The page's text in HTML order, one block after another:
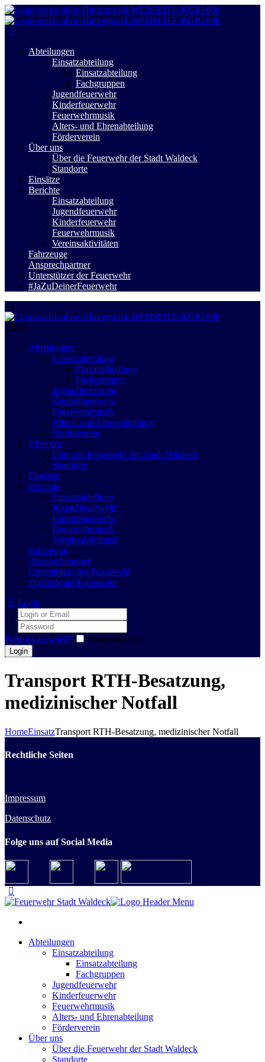
Abteilungen
Einsatzabteilung
Einsatzabteilung
Fachgruppen
Jugendfeuerwehr
Kinderfeuerwehr
Feuerwehrmusik
Alters- und Ehrenabteilung
Förderverein
Über uns
Über die Feuerwehr der Stadt Waldeck
Standorte
Einsätze
Berichte
Einsatzabteilung
Jugendfeuerwehr
Kinderfeuerwehr
Feuerwehrmusik
Vereinsaktivitäten
Fahrzeuge
Ansprechpartner
Unterstützer der Feuerwehr
#JaZuDeinerFeuerwehr
Close
Abteilungen
Einsatzabteilung
Einsatzabteilung
Fachgruppen
Jugendfeuerwehr
Kinderfeuerwehr
Feuerwehrmusik
Alters- und Ehrenabteilung
Förderverein
Über uns
Über die Feuerwehr der Stadt Waldeck
Standorte
Einsätze
Berichte
Einsatzabteilung
Jugendfeuerwehr
Kinderfeuerwehr
Feuerwehrmusik
Vereinsaktivitäten
Fahrzeuge
Ansprechpartner
Unterstützer der Feuerwehr
#JaZuDeinerFeuerwehr
Login
Forgot password? Remember me
Transport RTH-Besatzung,
medizinischer Notfall
HomeEinsatzTransport RTH-Besatzung, medizinischer Notfall
Rechtliche Seiten
Impressum
Datenschutz
Folge uns auf Social Media
Abteilungen
Einsatzabteilung
Einsatzabteilung
Fachgruppen
Jugendfeuerwehr
Kinderfeuerwehr
Feuerwehrmusik
Alters- und Ehrenabteilung
Förderverein
Über uns
Über die Feuerwehr der Stadt Waldeck
Standorte